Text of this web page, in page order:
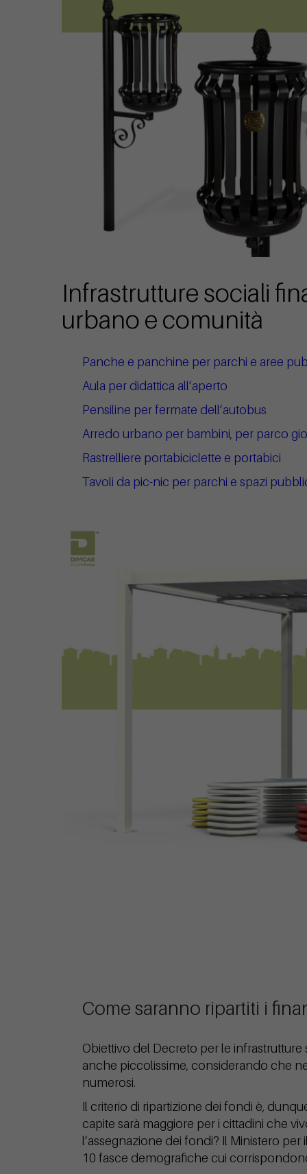
Infrastrutture sociali
urbano e comunità
Panche e panchine per parchi e aree
Aula per didattica all’aperto
Pensiline per fermate dell’autobus
Arredo urbano per bambini, per parco
Rastrelliere portabiciclette e portabici
Tavoli da pic-nic per parchi e spazi
Come saranno ripartiti i
Obiettivo del Decreto per le
anche piccolissime, considerando che
numerosi.
Il criterio di ripartizione dei fondi è,
capite sarà maggiore per i cittadini che
l’assegnazione dei fondi? Il Ministero
10 fasce demografiche cui